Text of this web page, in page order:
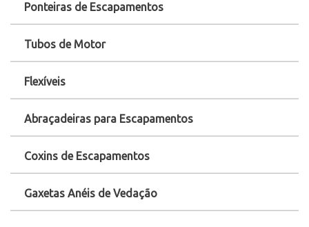
Ponteiras de Escapamentos
Tubos de Motor
Flexíveis
Abraçadeiras para Escapamentos
Coxins de Escapamentos
Gaxetas Anéis de Vedação